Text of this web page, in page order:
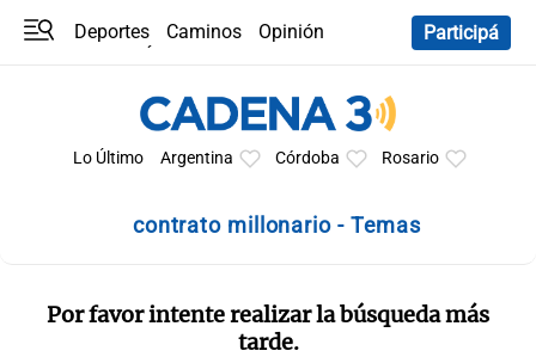
Deportes Caminos
Opinión
Participá
Lo Último Argentina Córdoba Rosario
contrato millonario - Temas
Por favor intente realizar la búsqueda más
tarde.